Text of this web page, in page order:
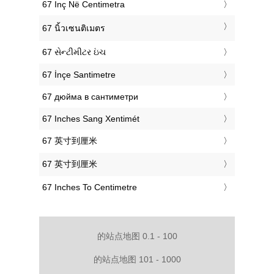
‎67 Inç Në Centimetra
‎67 นิ้วเซนติเมตร
‎67 સેન્ટીમીટર ઇંચ
‎67 İnçe Santimetre
‎67 дюйма в сантиметри
‎67 Inches Sang Xentimét
‎67 英寸到厘米
‎67 英寸到厘米
‎67 Inches To Centimetre
的站点地图 0.1 - 100
的站点地图 101 - 1000